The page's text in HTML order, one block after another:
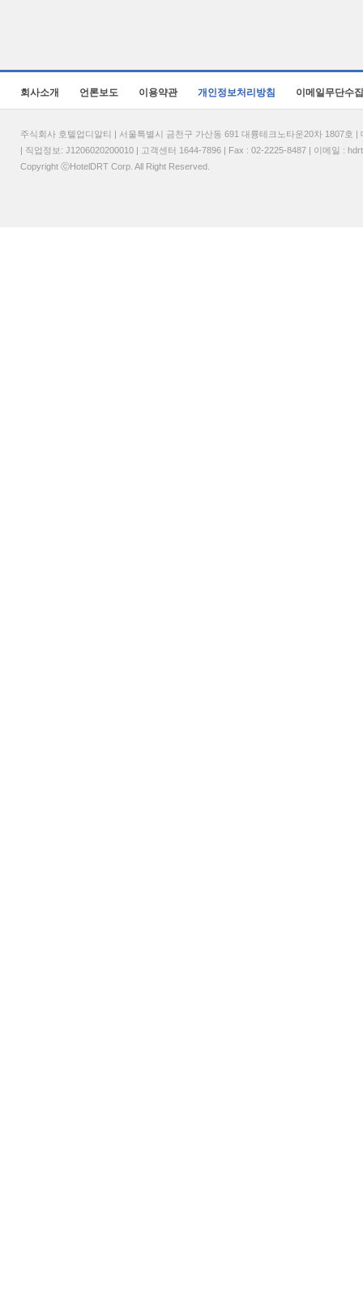
회사소개 언론보도 이용약관 개인정보처리방침 이메일무단수
주식회사 호텔업디알티 | 서울특별시 금천구 가산동 691 대륭테크노타운20차 1807
| 직업정보: J1206020200010 | 고객센터 1644-7896 | Fax : 02-2225-8487 | 이메일 :
Copyright ⓒHotelDRT Corp. All Right Reserved.